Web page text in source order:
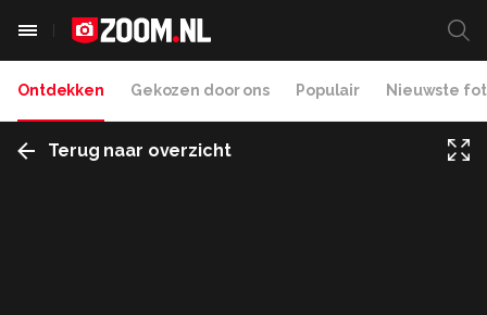
Ontdekken Gekozen door ons Populair Nieuwste
Terug naar overzicht